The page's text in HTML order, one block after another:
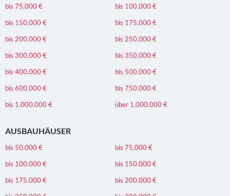
bis 75.000 €
bis 100.000 €
bis 150.000 €
bis 175.000 €
bis 200.000 €
bis 250.000 €
bis 300.000 €
bis 350.000 €
bis 400.000 €
bis 500.000 €
bis 600.000 €
bis 750.000 €
bis 1.000.000 €
über 1.000.000 €
AUSBAUHÄUSER
bis 50.000 €
bis 75.000 €
bis 100.000 €
bis 150.000 €
bis 175.000 €
bis 200.000 €